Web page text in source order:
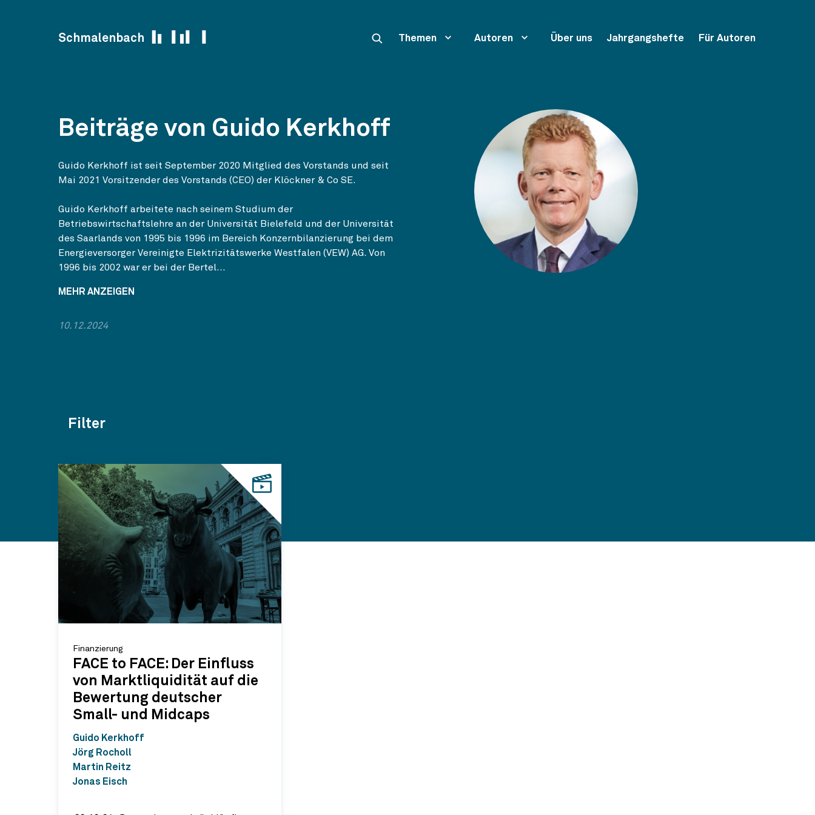
Schmalenbach Themen Autoren Über uns Jahrgangshefte Für Autoren
Beiträge von Guido Kerkhoff
Guido Kerkhoff ist seit September 2020 Mitglied des Vorstands und seit
Mai 2021 Vorsitzender des Vorstands (CEO) der Klöckner & Co SE.
Guido Kerkhoff arbeitete nach seinem Studium der
Betriebswirtschaftslehre an der Universität Bielefeld und der Universität
des Saarlands von 1995 bis 1996 im Bereich Konzernbilanzierung bei dem
Energieversorger Vereinigte Elektrizitätswerke Westfalen (VEW) AG. Von
1996 bis 2002 war er bei der Bertel...
MEHR ANZEIGEN
10.12.2024
Filter
Finanzierung
FACE to FACE: Der Einfluss
von Marktliquidität auf die
Bewertung deutscher
Small- und Midcaps
Guido Kerkhoff
Jörg Rocholl
Martin Reitz
Jonas Eisch